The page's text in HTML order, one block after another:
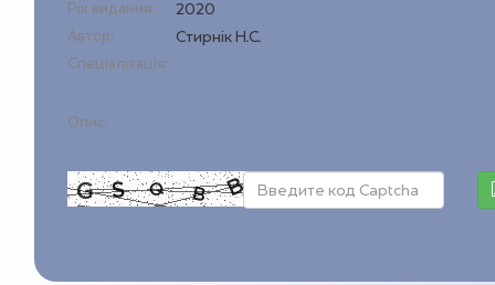
Рік видання: 2020
Автор: Cтирнік Н.С.
Спеціалізація:
Опис: